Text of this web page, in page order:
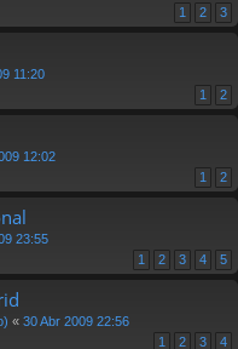
1 2 3
11:20
1 2
12:02
1 2
23:55
1 2 3 4 5
« 30 Abr 2009 22:56
1 2 3 4